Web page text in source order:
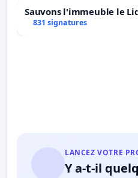
Sauvons l'immeuble le
831 signatures
LANCEZ VOTRE
Y a-t-il